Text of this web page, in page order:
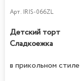
Арт. IRIS-066ZL
Детский торт
Сладкоежка
в прикольном стиле